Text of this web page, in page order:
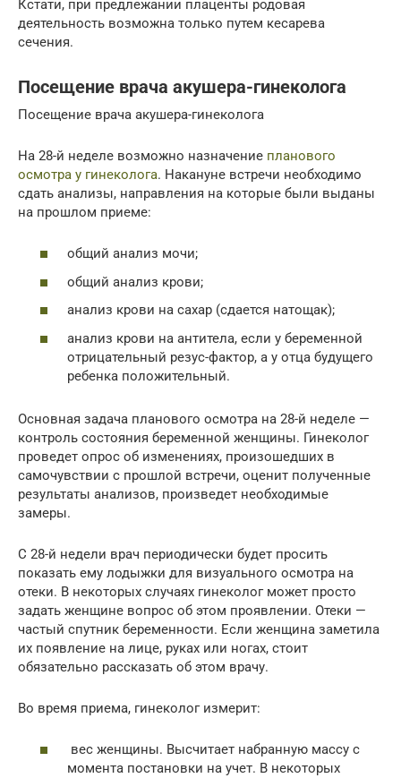
Кстати, при предлежании плаценты родовая
деятельность возможна только путем кесарева
сечения.
Посещение врача акушера-гинеколога
Посещение врача акушера-гинеколога
На 28-й неделе возможно назначение планового
осмотра у гинеколога. Накануне встречи необходимо
сдать анализы, направления на которые были выданы
на прошлом приеме:
общий анализ мочи;
общий анализ крови;
анализ крови на сахар (сдается натощак);
анализ крови на антитела, если у беременной
отрицательный резус-фактор, а у отца будущего
ребенка положительный.
Основная задача планового осмотра на 28-й неделе —
контроль состояния беременной женщины. Гинеколог
проведет опрос об изменениях, произошедших в
самочувствии с прошлой встречи, оценит полученные
результаты анализов, произведет необходимые
замеры.
С 28-й недели врач периодически будет просить
показать ему лодыжки для визуального осмотра на
отеки. В некоторых случаях гинеколог может просто
задать женщине вопрос об этом проявлении. Отеки —
частый спутник беременности. Если женщина заметила
их появление на лице, руках или ногах, стоит
обязательно рассказать об этом врачу.
Во время приема, гинеколог измерит:
вес женщины. Высчитает набранную массу с
момента постановки на учет. В некоторых